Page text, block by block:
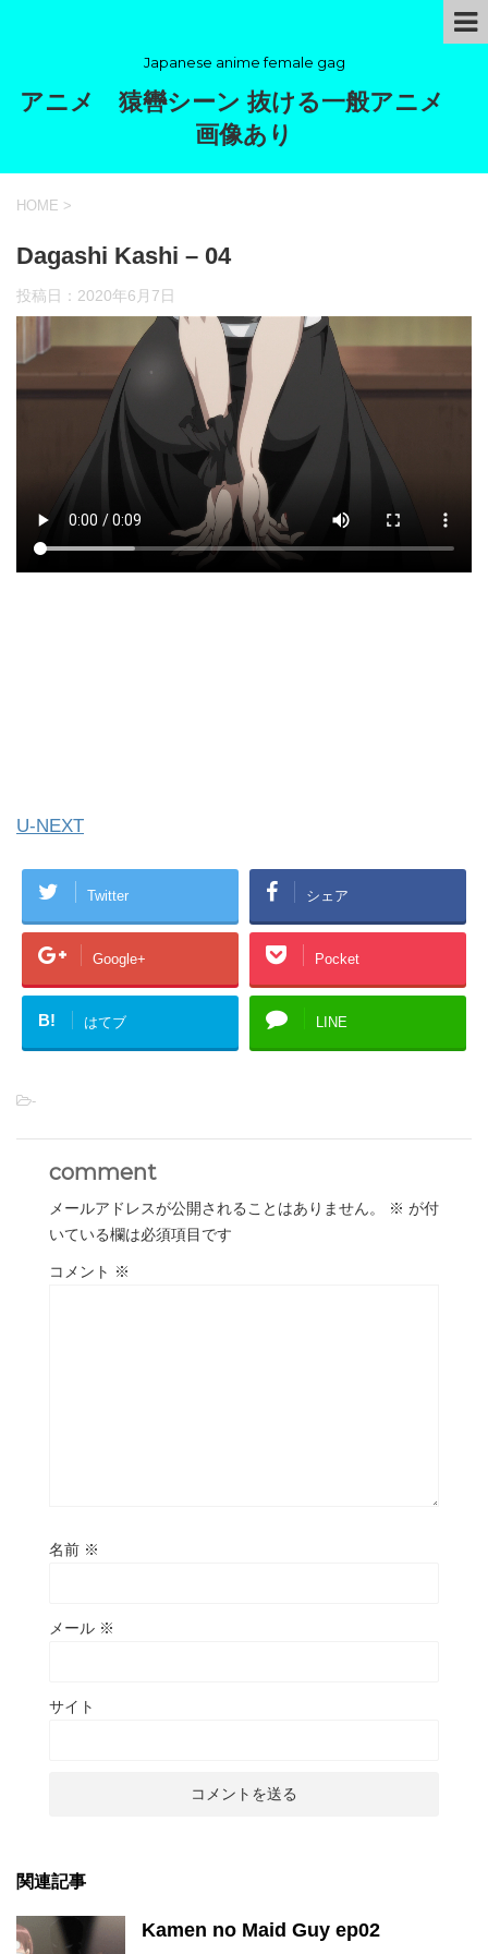
Japanese anime female gag
アニメ 猿轡シーン 抜ける一般アニメ
画像あり
HOME >
Dagashi Kashi – 04
投稿日： 2020年6月7日
U-NEXT
Twitter シェア
Google+ Pocket
B! はてブ LINE
-
comment
メールアドレスが公開されることはありません。 ※ が付
いている欄は必須項目です
コメント ※
名前 ※
メール ※
サイト
関連記事
Kamen no Maid Guy ep02